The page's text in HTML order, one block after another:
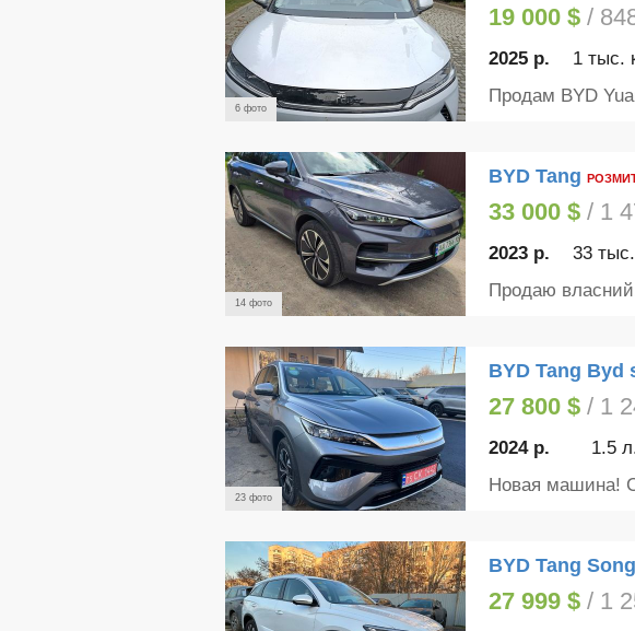
6 фото
19 000 $/
2025 р. 1 тыс.
Продам BYD
14 фото
BYD Tang
33 000 $/ 1
2023 р. 33
Продаю
23 фото
BYD Tang
27 800 $/ 1
2024 р. 1.5
Новая машина!
BYD Tang
27 999 $/ 1